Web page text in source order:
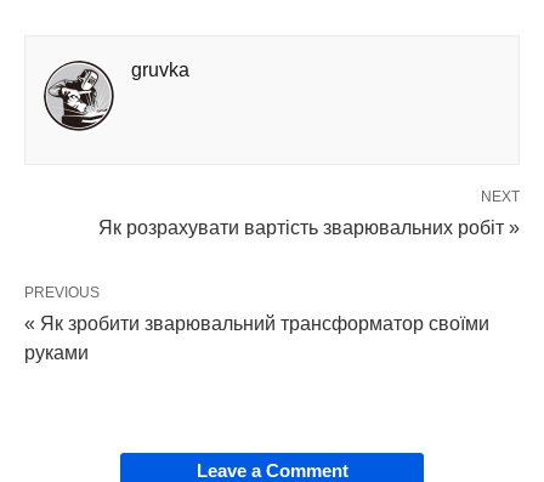
gruvka
NEXT
Як розрахувати вартість зварювальних робіт »
PREVIOUS
« Як зробити зварювальний трансформатор своїми
руками
Leave a Comment